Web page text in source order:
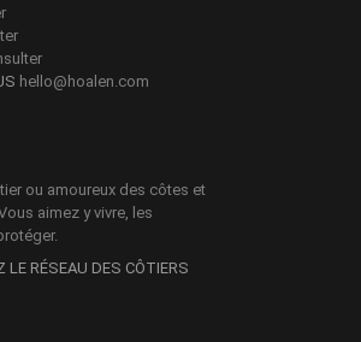
ou amoureux des côtes et
aimez y vivre, les
LE RÉSEAU DES CÔTIERS
hello@hoalen.com